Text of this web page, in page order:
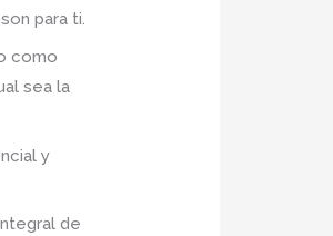
para ti.
como
sea la
y
de